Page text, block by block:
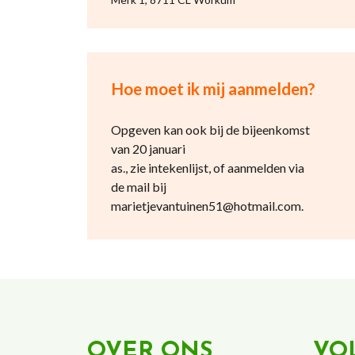
Hoe moet ik mij aanmelden?
Opgeven kan ook bij de bijeenkomst
van 20 januari
as., zie intekenlijst, of aanmelden via
de mail bij
marietjevantuinen51@hotmail.com.